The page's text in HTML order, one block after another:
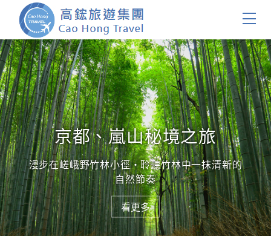
首頁
團體旅遊
國內旅遊
證件簽證
關於我們
客製服務
京都、嵐山秘境之旅
漫步在嵯峨野竹林小徑・聆聽竹林中一抹清新的
自然節奏
看更多